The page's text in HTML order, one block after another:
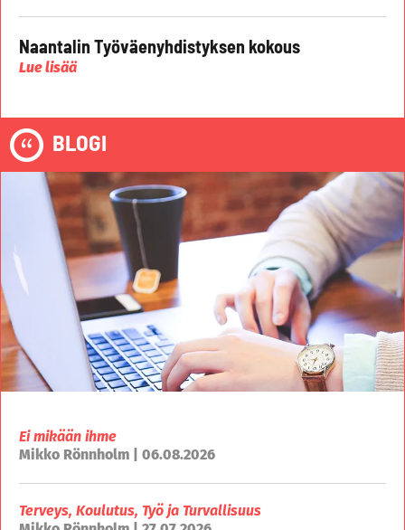
Naantalin Työväenyhdistyksen kokous
Lue lisää
BLOGI
Ei mikään ihme
Mikko Rönnholm | 06.08.2026
Terveys, Koulutus, Työ ja Turvallisuus